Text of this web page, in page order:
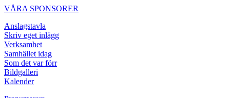
VÅRA SPONSORER
Anslagstavla
Skriv eget inlägg
Verksamhet
Samhället idag
Som det var förr
Bildgalleri
Kalender